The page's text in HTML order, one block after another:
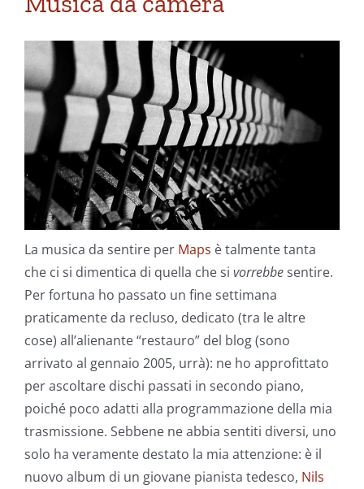
La musica da sentire per Maps è talmente tanta
che ci si dimentica di quella che si vorrebbesentire.
Per fortuna ho passato un fine settimana
praticamente da recluso, dedicato (tra le altre
cose) all’alienante “restauro” del blog (sono
arrivato al gennaio 2005, urrà): ne ho approfittato
per ascoltare dischi passati in secondo piano,
poiché poco adatti alla programmazione della mia
trasmissione. Sebbene ne abbia sentiti diversi, uno
solo ha veramente destato la mia attenzione: è il
nuovo album di un giovane pianista tedesco, Nils